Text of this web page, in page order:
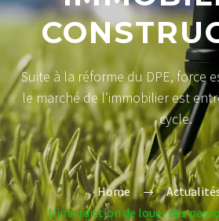
Suite à la réforme du DPE, force
le marché de l’immobilier est
cycle.
Home
L’interdiction de louer des